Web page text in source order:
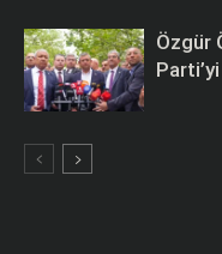
Özgür